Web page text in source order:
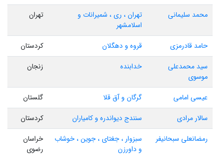
محمد سلیمانی
تهران ، ری ، شمیرانات و
اسلامشهر
تهران
حامد قادرمزی قروه و دهگلان
کردستان
سید محمدعلی
موسوی
خدابنده زنجان
عیسی امامی گرگان و آق قلا
گلستان
سالار مرادی
سنندج دیواندره و کامیاران
کردستان
رمضانعلی سبحانیفر
سبزوار ، جغتای ، جوین ، خوشاب
و داورزن
خراسان
رضوی